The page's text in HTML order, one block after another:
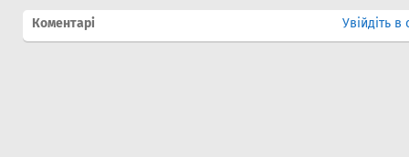
Коментарі Увійдіть в